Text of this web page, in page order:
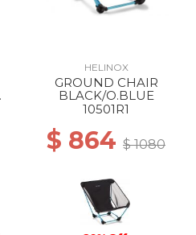
HELINOX
GROUND CHAIR
BLACK/O.BLUE
10501R1
$ 864 $ 1080